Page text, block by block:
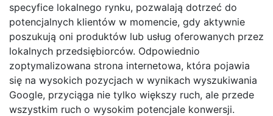
specyfice lokalnego rynku, pozwalają dotrzeć do
potencjalnych klientów w momencie, gdy aktywnie
poszukują oni produktów lub usług oferowanych przez
lokalnych przedsiębiorców. Odpowiednio
zoptymalizowana strona internetowa, która pojawia
się na wysokich pozycjach w wynikach wyszukiwania
Google, przyciąga nie tylko większy ruch, ale przede
wszystkim ruch o wysokim potencjale konwersji.